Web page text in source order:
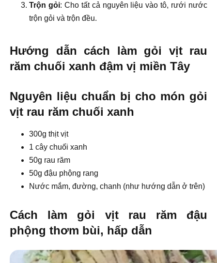
Trộn gỏi: Cho tất cả nguyên liệu vào tô, rưới nước
trộn gỏi và trộn đều.
Hướng dẫn cách làm gỏi vịt rau
răm chuối xanh đậm vị miền Tây
Nguyên liệu chuẩn bị cho món gỏi
vịt rau răm chuối xanh
300g thịt vịt
1 cây chuối xanh
50g rau răm
50g đậu phộng rang
Nước mắm, đường, chanh (như hướng dẫn ở trên)
Cách làm gỏi vịt rau răm đậu
phộng thơm bùi, hấp dẫn